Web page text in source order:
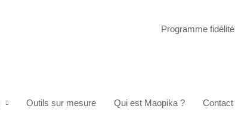
Programme fidélité
Outils sur mesure Qui est Maopika ? Contact